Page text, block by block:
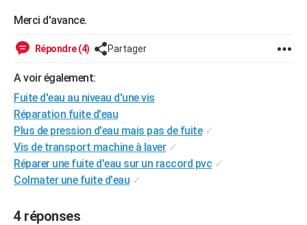
BONS PLANS
CARTE DE VOEUX
Carte de Noël
Carte Bonne année
Carte Saint-Valentin
Carte Pâques
Carte d'anniversaire
DICTIONNAIRE
Dictionnaire
Biographies
Citations
Expressions
Proverbes
PROGRAMME TV
COPAINS D'AVANT
S'inscrire
Se connecter
Lycées
Collèges
Primaires
Universités
Entreprises
Service militaire
Avis de recherche
AVIS DE DÉCÈS
FORUM
Bricolage
Lifestyle
Culture
Sport
Auto
Television
Voyage
Cinema
Merci d'avance.
Répondre (4) Partager
A voir également:
Fuite d'eau au niveau d'une vis
Réparation fuite d'eau
Plus de pression d'eau mais pas de fuite ✓
Vis de transport machine à laver ✓
Réparer une fuite d'eau sur un raccord pvc ✓
Colmater une fuite d'eau ✓
4 réponses